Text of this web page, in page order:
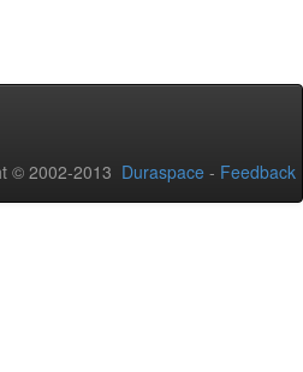
© 2002-2013 Duraspace - Feedback